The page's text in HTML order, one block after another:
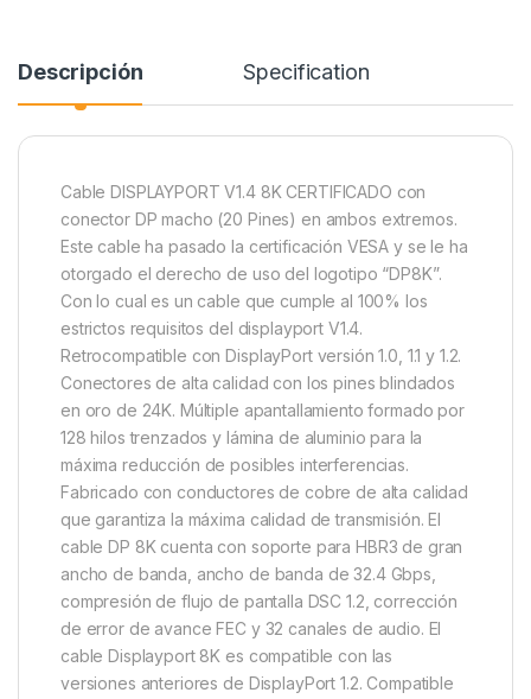
Descripción Specification
Cable DISPLAYPORT V1.4 8K CERTIFICADO con
conector DP macho (20 Pines) en ambos extremos.
Este cable ha pasado la certificación VESA y se le ha
otorgado el derecho de uso del logotipo “DP8K”.
Con lo cual es un cable que cumple al 100% los
estrictos requisitos del displayport V1.4.
Retrocompatible con DisplayPort versión 1.0, 1.1 y 1.2.
Conectores de alta calidad con los pines blindados
en oro de 24K. Múltiple apantallamiento formado por
128 hilos trenzados y lámina de aluminio para la
máxima reducción de posibles interferencias.
Fabricado con conductores de cobre de alta calidad
que garantiza la máxima calidad de transmisión. El
cable DP 8K cuenta con soporte para HBR3 de gran
ancho de banda, ancho de banda de 32.4 Gbps,
compresión de flujo de pantalla DSC 1.2, corrección
de error de avance FEC y 32 canales de audio. El
cable Displayport 8K es compatible con las
versiones anteriores de DisplayPort 1.2. Compatible